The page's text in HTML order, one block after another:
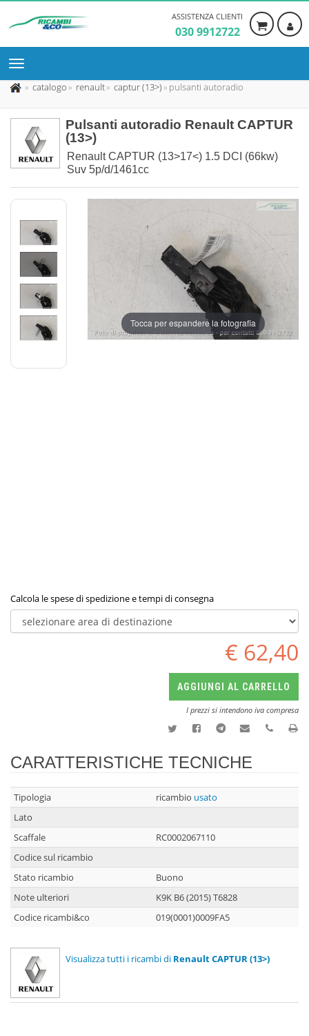
ASSISTENZA CLIENTI
030 9912722
catalogo renault captur (13>) pulsanti autoradio
Pulsanti autoradio Renault CAPTUR
(13>)
Renault CAPTUR (13>17<) 1.5 DCI (66kw)
Suv 5p/d/1461cc
Tocca per espandere la fotografia
Calcola le spese di spedizione e tempi di consegna
€ 62,40
AGGIUNGI AL CARRELLO
I prezzi si intendono iva compresa
CARATTERISTICHE TECNICHE
Tipologia ricambio usato
Lato
Scaffale
RC0002067110
Codice sul ricambio
Stato ricambio
Buono
Note ulteriori
K9K B6 (2015) T6828
Codice ricambi&co
019(0001)0009FA5
Visualizza tutti i ricambi di Renault CAPTUR (13>)